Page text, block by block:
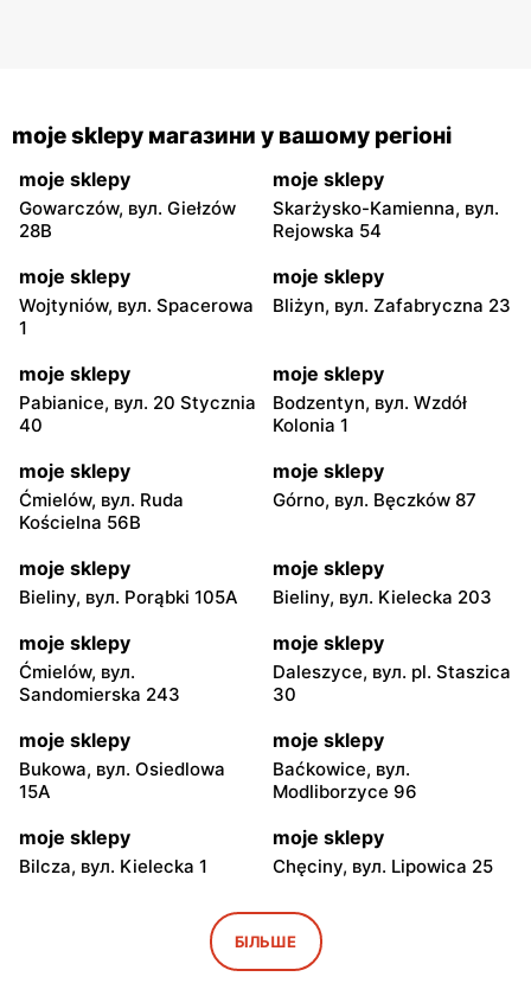
moje sklepy магазини у вашому регіоні
moje sklepy
Gowarczów, вул. Giełzów
28B
moje sklepy
Skarżysko-Kamienna, вул.
Rejowska 54
moje sklepy
Wojtyniów, вул. Spacerowa
1
moje sklepy
Bliżyn, вул. Zafabryczna 23
moje sklepy
Pabianice, вул. 20 Stycznia
40
moje sklepy
Bodzentyn, вул. Wzdół
Kolonia 1
moje sklepy
Ćmielów, вул. Ruda
Kościelna 56B
moje sklepy
Górno, вул. Bęczków 87
moje sklepy
Bieliny, вул. Porąbki 105A
moje sklepy
Bieliny, вул. Kielecka 203
moje sklepy
Ćmielów, вул.
Sandomierska 243
moje sklepy
Daleszyce, вул. pl. Staszica
30
moje sklepy
Bukowa, вул. Osiedlowa
15A
moje sklepy
Baćkowice, вул.
Modliborzyce 96
moje sklepy
Bilcza, вул. Kielecka 1
moje sklepy
Chęciny, вул. Lipowica 25
Iwaniska, вул. Ujazdowska
moje sklepy
Bogoria, вул. Rynek 30
БІЛЬШЕ